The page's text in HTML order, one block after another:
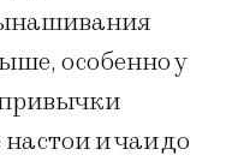
особенно у
и чаи до